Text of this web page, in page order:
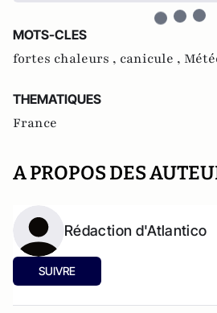
MOTS-CLES
fortes chaleurs , canicule ,
THEMATIQUES
France
A PROPOS DES
Rédaction d'Atlantico
SUIVRE